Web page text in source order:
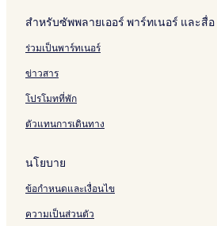
โรงแรมใกล้ ถนนนิมมานเหมินทร์
โรงแรมใกล้ อนุสาวรีย์สามกษัตริย์
โรงแรมใกล้ ตลาดต้นพยอม
โรงแรมหรูใน เชียงใหม่
โฮสเทล ใน ศรีภูมิ
โรงแรมใกล้ วัดพระธาตุเจดีย์หลวง
โรงแรมมีอาหารเช้าฟรีใน ห้วยแก้ว
โรงแรมใกล้ ตลาดวโรรส
สำหรับซัพพลายเออร์ พาร์ทเนอร์ และสื่อ
ร่วมเป็นพาร์ทเนอร์
ข่าวสาร
โปรโมทที่พัก
ตัวแทนการเดินทาง
นโยบาย
ข้อกำหนดและเงื่อนไข
ความเป็นส่วนตัว